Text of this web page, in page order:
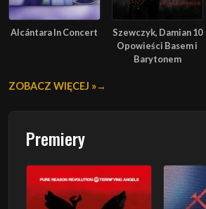
Alcántara In Concert
Szewczyk, Damian 10
Opowieści Basem i
Barytonem
ZOBACZ WIĘCEJ »
Premiery